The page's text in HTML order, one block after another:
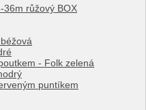
36m růžový BOX
- Folk zelená
puntíkem